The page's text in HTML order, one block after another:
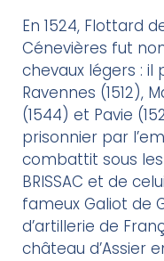
En 1524, Flottard
Cénevières fut
chevaux légers : il
Ravennes (1512),
(1544) et Pavie
prisonnier par
combattit sous
BRISSAC et de
fameux Galiot de
d’artillerie de
château d’Assier